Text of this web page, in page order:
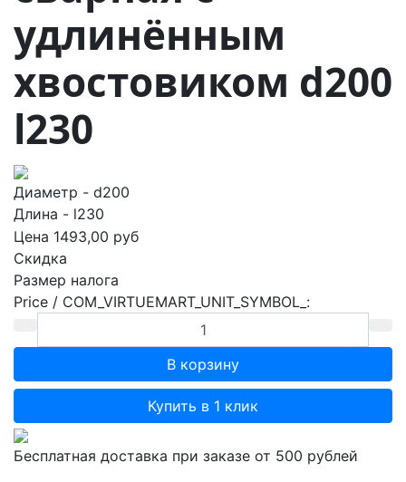
удлинённым
хвостовиком d200
l230
Диаметр - d200
Длина - l230
Цена 1493,00 руб
Скидка
Размер налога
Price / COM_VIRTUEMART_UNIT_SYMBOL_:
Купить в 1 клик
Бесплатная доставка при заказе от 500 рублей